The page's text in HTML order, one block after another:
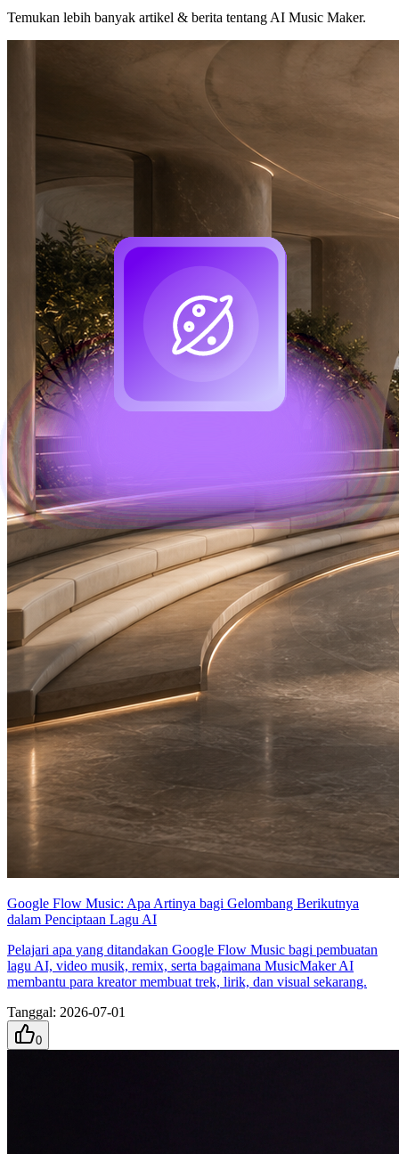
Temukan lebih banyak artikel & berita tentang AI Music Maker.
Google Flow Music: Apa Artinya bagi Gelombang Berikutnya
dalam Penciptaan Lagu AI
Pelajari apa yang ditandakan Google Flow Music bagi pembuatan
lagu AI, video musik, remix, serta bagaimana MusicMaker AI
membantu para kreator membuat trek, lirik, dan visual sekarang.
Tanggal: 2026-07-01
0